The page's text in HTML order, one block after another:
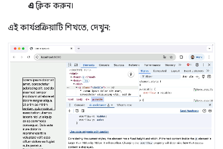
এক্লিক করুন।
এই কার্যপ্রক্রিয়াটি শিখতে, দেখুন: